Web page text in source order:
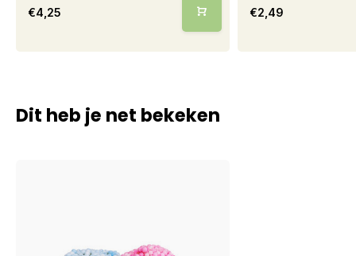
€4,25 €2,49
Dit heb je net bekeken